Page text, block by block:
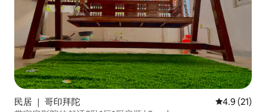
民居 ｜ 哥印拜陀 平均评分
4.9 (21)